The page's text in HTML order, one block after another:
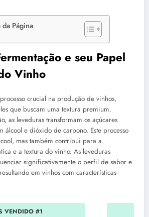
Página
e seu Papel
Vinho
crucial na produção de vinhos,
que buscam uma textura premium.
as leveduras transformam os açúcares
álcool e dióxido de carbono. Este processo
mas também contribui para a
e a textura do vinho. As leveduras
significativamente o perfil de sabor e
em vinhos com características
VENDIDO #1